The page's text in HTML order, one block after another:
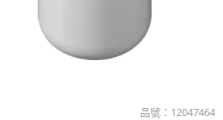
品號： 12047464